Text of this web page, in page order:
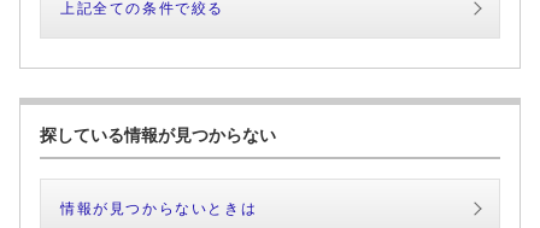
上記全ての条件で絞る
探している情報が見つからない
情報が見つからないときは